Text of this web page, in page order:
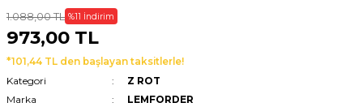
1.088,00 TL %11 İndirim
973,00 TL
*101,44 TL den başlayan taksitlerle!
Kategori
Z ROT
Marka
LEMFORDER